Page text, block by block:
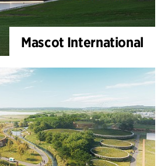
Mascot International